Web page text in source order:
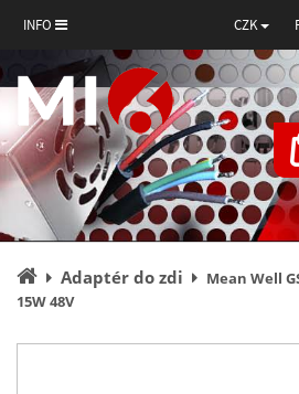
INFO CZK
Úvodní
stránka
Adaptér do zdi
Mean Well
15W 48V